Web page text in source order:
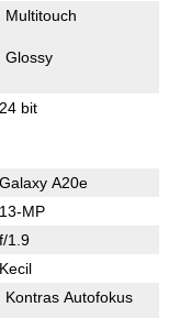
Multitouch
Glossy
24 bit
Galaxy A20e
13-MP
f/1.9
Kecil
Kontras Autofokus